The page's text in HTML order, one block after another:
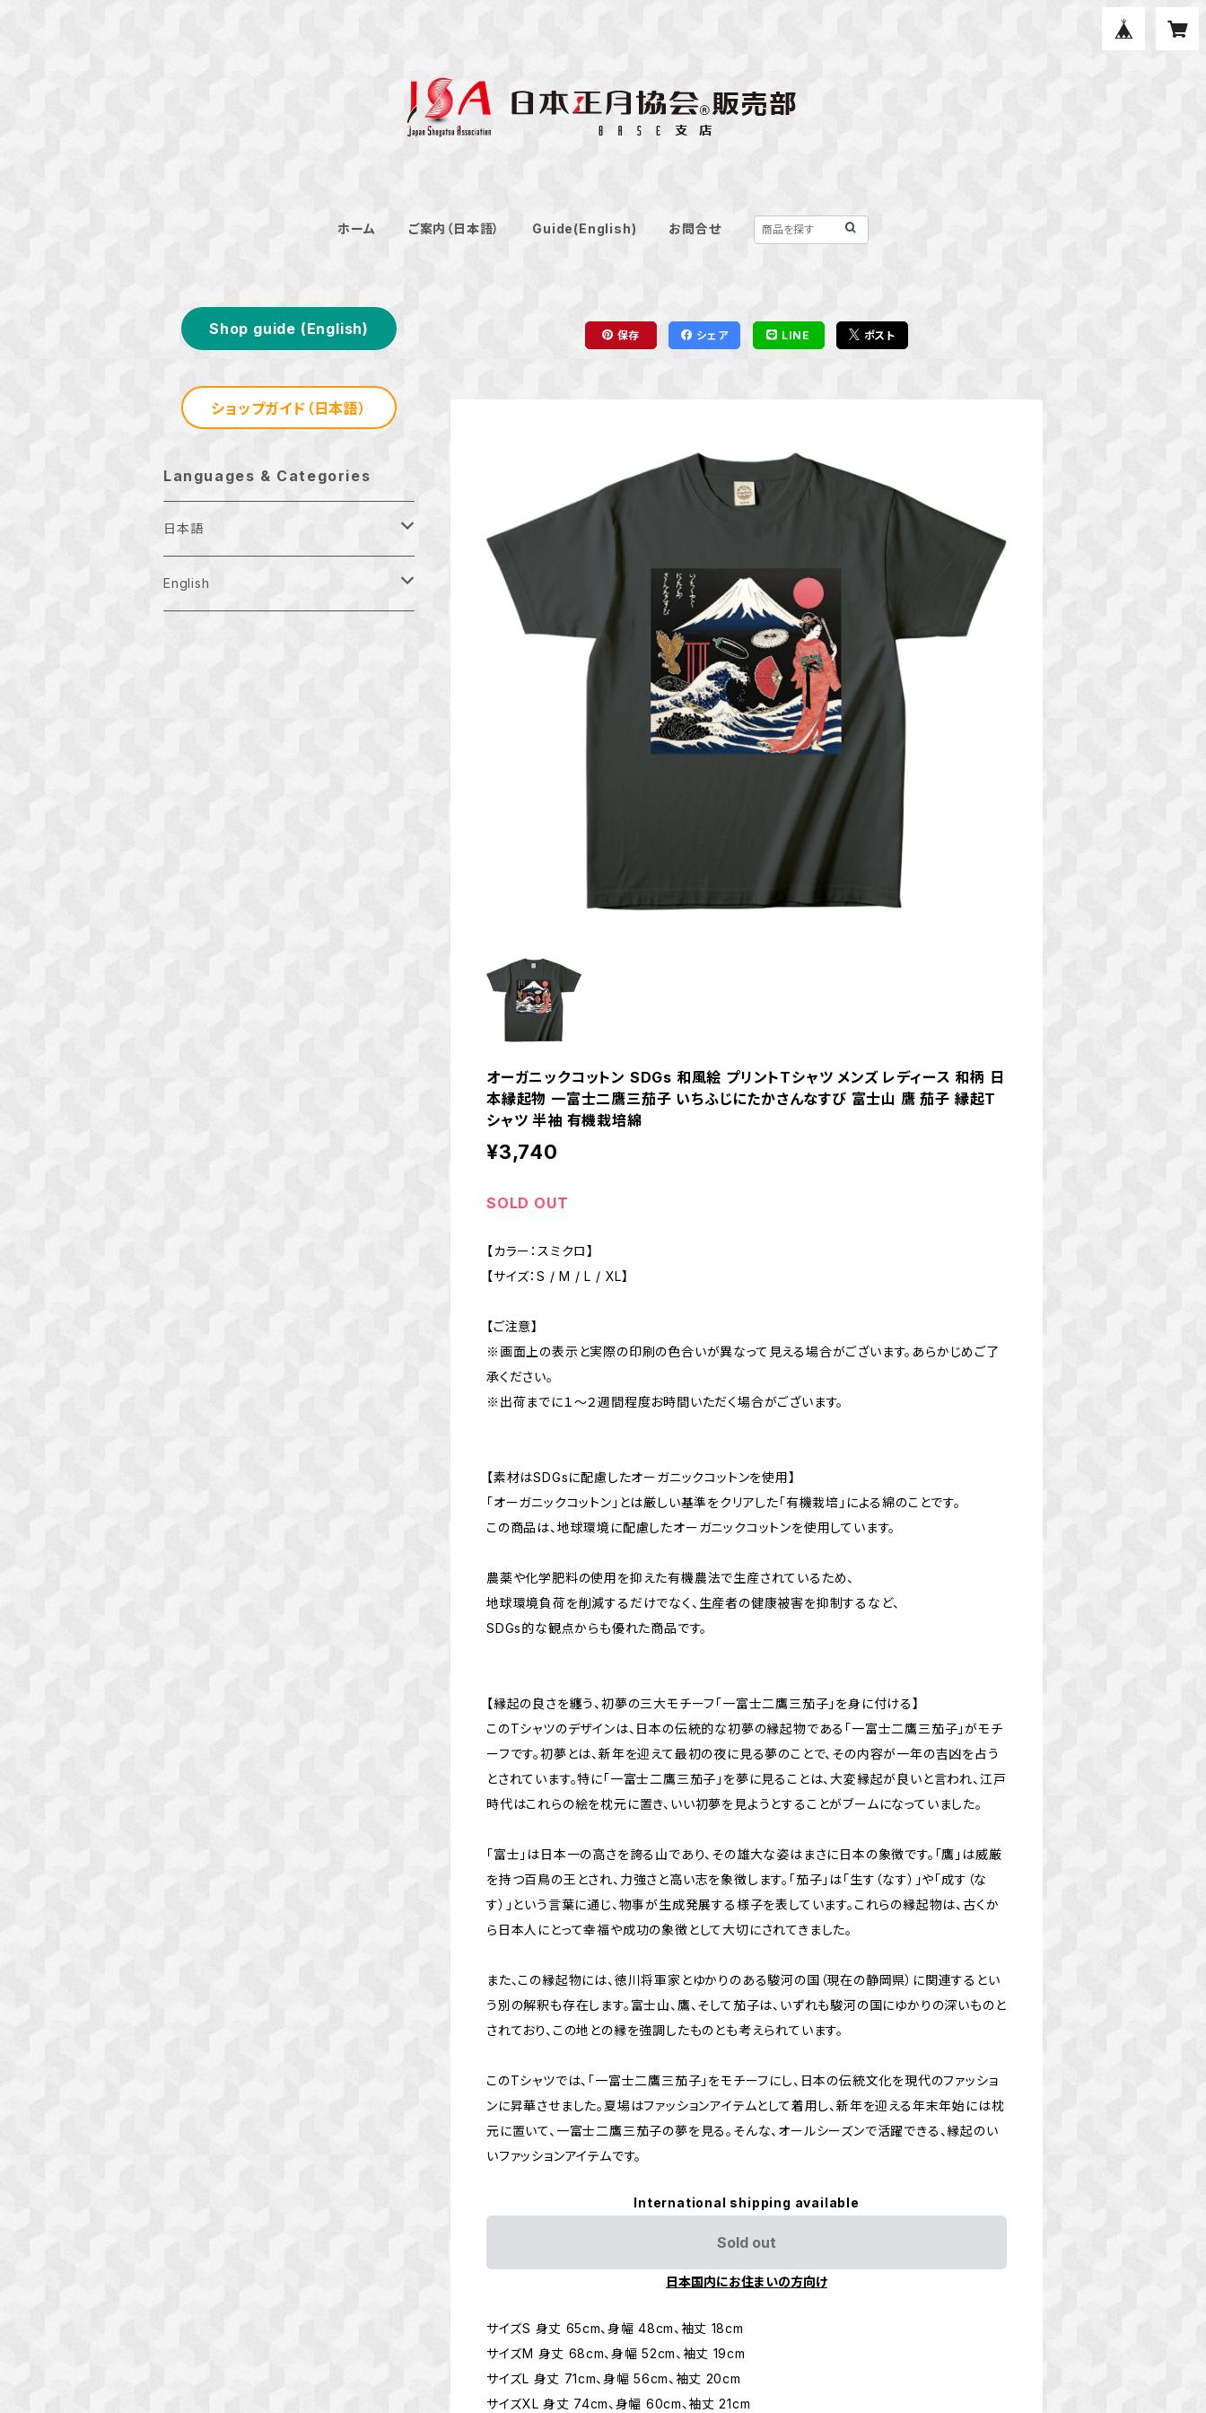
ホーム ご案内（日本語） Guide(English) お問合せ
保存 シェア LINE ポスト
オーガニックコットン SDGs 和風絵 プリントTシャツ メンズ レディース 和柄 日
本縁起物 一富士二鷹三茄子 いちふじにたかさんなすび 富士山 鷹 茄子 縁起T
シャツ 半袖 有機栽培綿
¥3,740
SOLD OUT
【カラー：スミクロ】
【サイズ：S / M / L / XL】
【ご注意】
※画面上の表示と実際の印刷の色合いが異なって見える場合がございます。あらかじめご了
承ください。
※出荷までに１～２週間程度お時間いただく場合がございます。
【素材はSDGsに配慮したオーガニックコットンを使用】
「オーガニックコットン」とは厳しい基準をクリアした「有機栽培」による綿のことです。
この商品は、地球環境に配慮したオーガニックコットンを使用しています。
農薬や化学肥料の使用を抑えた有機農法で生産されているため、
地球環境負荷を削減するだけでなく、生産者の健康被害を抑制するなど、
SDGs的な観点からも優れた商品です。
【縁起の良さを纏う、初夢の三大モチーフ「一富士二鷹三茄子」を身に付ける】
このTシャツのデザインは、日本の伝統的な初夢の縁起物である「一富士二鷹三茄子」がモチ
ーフです。初夢とは、新年を迎えて最初の夜に見る夢のことで、その内容が一年の吉凶を占う
とされています。特に「一富士二鷹三茄子」を夢に見ることは、大変縁起が良いと言われ、江戸
時代はこれらの絵を枕元に置き、いい初夢を見ようとすることがブームになっていました。
「富士」は日本一の高さを誇る山であり、その雄大な姿はまさに日本の象徴です。「鷹」は威厳
を持つ百鳥の王とされ、力強さと高い志を象徴します。「茄子」は「生す（なす）」や「成す（な
す）」という言葉に通じ、物事が生成発展する様子を表しています。これらの縁起物は、古くか
ら日本人にとって幸福や成功の象徴として大切にされてきました。
また、この縁起物には、徳川将軍家とゆかりのある駿河の国（現在の静岡県）に関連するとい
う別の解釈も存在します。富士山、鷹、そして茄子は、いずれも駿河の国にゆかりの深いものと
されており、この地との縁を強調したものとも考えられています。
このTシャツでは、「一富士二鷹三茄子」をモチーフにし、日本の伝統文化を現代のファッショ
ンに昇華させました。夏場はファッションアイテムとして着用し、新年を迎える年末年始には枕
元に置いて、一富士二鷹三茄子の夢を見る。そんな、オールシーズンで活躍できる、縁起のい
いファッションアイテムです。
International shipping available
Sold out
日本国内にお住まいの方向け
サイズS 身丈 65cm、身幅 48cm、袖丈 18cm
サイズM 身丈 68cm、身幅 52cm、袖丈 19cm
サイズL 身丈 71cm、身幅 56cm、袖丈 20cm
サイズXL 身丈 74cm、身幅 60cm、袖丈 21cm
Shop guide (English)
ショップガイド（日本語）
Languages & Categories
日本語
月刊お正月
English